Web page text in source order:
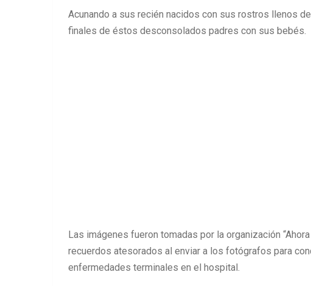
Acunando a sus recién nacidos con sus rostros llenos
finales de éstos desconsolados padres con sus bebés.
Las imágenes fueron tomadas por la organización
recuerdos atesorados al enviar a los fotógrafos para
enfermedades terminales en el hospital.